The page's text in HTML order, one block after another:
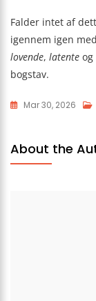
Falder intet af
igennem igen
lovende, latente og
bogstav.
Mar 30, 2026
About the